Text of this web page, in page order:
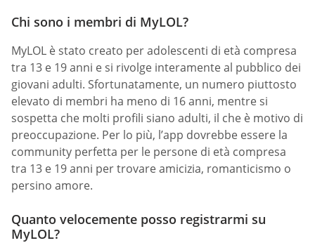
Chi sono i membri di MyLOL?
MyLOL è stato creato per adolescenti di età compresa
tra 13 e 19 anni e si rivolge interamente al pubblico dei
giovani adulti. Sfortunatamente, un numero piuttosto
elevato di membri ha meno di 16 anni, mentre si
sospetta che molti profili siano adulti, il che è motivo di
preoccupazione. Per lo più, l’app dovrebbe essere la
community perfetta per le persone di età compresa
tra 13 e 19 anni per trovare amicizia, romanticismo o
persino amore.
Quanto velocemente posso registrarmi su
MyLOL?